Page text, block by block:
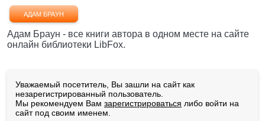
АДАМ БРАУН
Адам Браун - все книги автора в одном месте на сайте
онлайн библиотеки LibFox.
Уважаемый посетитель, Вы зашли на сайт как
незарегистрированный пользователь.
Мы рекомендуем Вам зарегистрироваться либо войти на
сайт под своим именем.